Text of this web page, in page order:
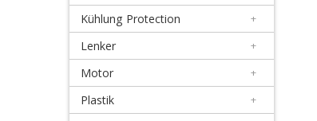
Andere
Auspuffe
Kühlung Protection +
Lenker +
Motor +
Plastik +